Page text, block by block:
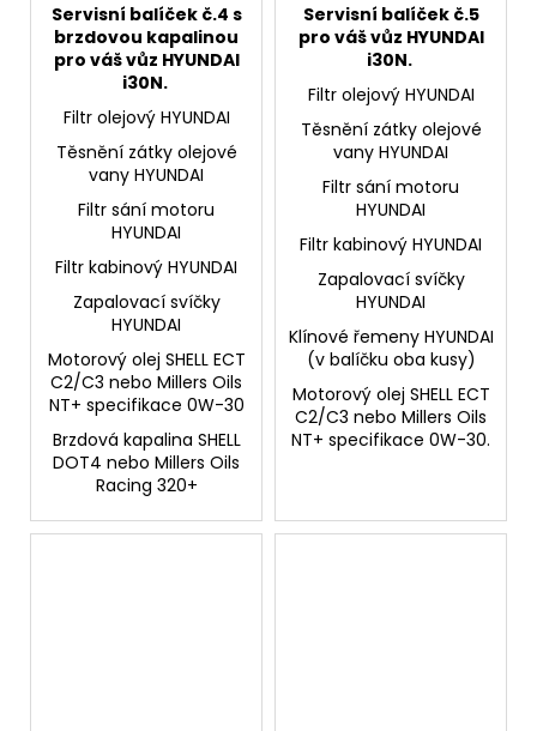
Servisní balíček č.4 s
brzdovou kapalinou
pro váš vůz HYUNDAI
i30N.
Filtr olejový HYUNDAI
Těsnění zátky olejové
vany HYUNDAI
Filtr sání motoru
HYUNDAI
Filtr kabinový HYUNDAI
Zapalovací svíčky
HYUNDAI
Motorový olej SHELL ECT
C2/C3 nebo Millers Oils
NT+ specifikace 0W-30
Brzdová kapalina SHELL
DOT4 nebo Millers Oils
Racing 320+
Servisní balíček č.5
pro váš vůz HYUNDAI
i30N.
Filtr olejový HYUNDAI
Těsnění zátky olejové
vany HYUNDAI
Filtr sání motoru
HYUNDAI
Filtr kabinový HYUNDAI
Zapalovací svíčky
HYUNDAI
Klínové řemeny HYUNDAI
(v balíčku oba kusy)
Motorový olej SHELL ECT
C2/C3 nebo Millers Oils
NT+ specifikace 0W-30.